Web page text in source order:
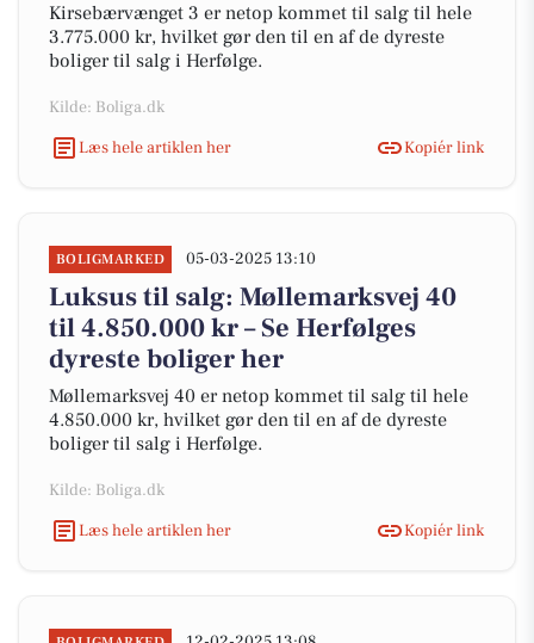
Kirsebærvænget 3 er netop kommet til salg til hele
3.775.000 kr, hvilket gør den til en af de dyreste
boliger til salg i Herfølge.
Kilde: Boliga.dk
Læs hele artiklen her
Kopiér link
BOLIGMARKED 05-03-2025 13:10
Luksus til salg: Møllemarksvej 40
til 4.850.000 kr – Se Herfølges
dyreste boliger her
Møllemarksvej 40 er netop kommet til salg til hele
4.850.000 kr, hvilket gør den til en af de dyreste
boliger til salg i Herfølge.
Kilde: Boliga.dk
Læs hele artiklen her
Kopiér link